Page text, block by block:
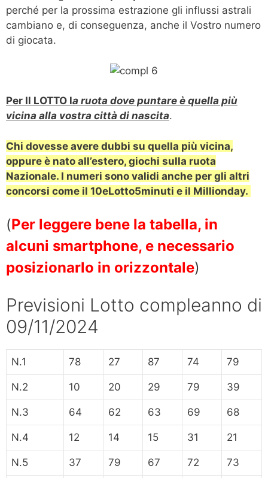
perché per la prossima estrazione gli influssi astrali
cambiano e, di conseguenza, anche il Vostro numero
di giocata.
Per Il LOTTO la ruota dove puntare è quella più
vicina alla vostra città di nascita.
Chi dovesse avere dubbi su quella più vicina,
oppure è nato all’estero, giochi sulla ruota
Nazionale. I numeri sono validi anche per gli altri
concorsi come il 10eLotto5minuti e il Millionday.
(Per leggere bene la tabella, in
alcuni smartphone, e necessario
posizionarlo in orizzontale)
Previsioni Lotto compleanno di
09/11/2024
N.1 78 27 87 74 79
N.2 10 20 29 79 39
N.3 64 62 63 69 68
N.4 12 14 15 31 21
N.5 37 79 67 72 73